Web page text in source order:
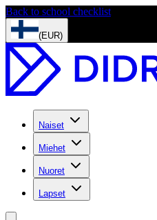
Back to school checklist
(EUR)
Naiset
Miehet
Nuoret
Lapset